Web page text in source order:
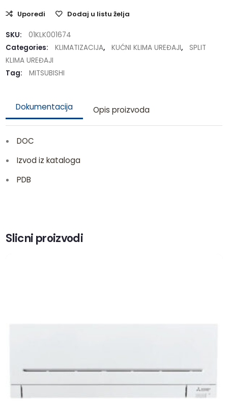
Uporedi Dodaj u listu želja
SKU:
01KLK001674
Categories:
KLIMATIZACIJA, KUĆNI KLIMA UREĐAJI,
SPLIT
KLIMA UREĐAJI
Tag:
MITSUBISHI
Dokumentacija Opis proizvoda
DOC
Izvod iz kataloga
PDB
Slicni proizvodi